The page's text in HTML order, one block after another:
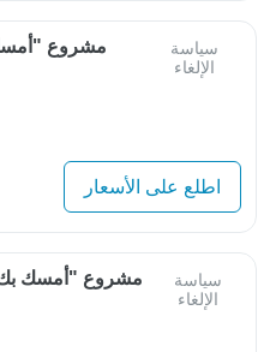
مشروع
سياسة
الإلغاء
اطلع على الأسعار
سياسة
الإلغاء